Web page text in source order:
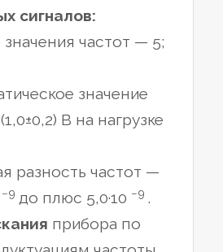
сигналов:
частот — 5;
значение
В на нагрузке
разность частот —
−9 до плюс 5,0·10 −9 .
прибора по